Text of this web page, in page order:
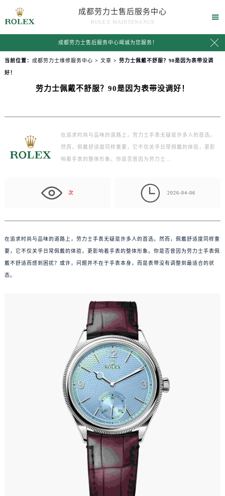
成都劳力士售后服务中心
ROLEX MAINTENANCE

成都劳力士售后服务中心竭诚为您服务！ 
当前位置： 成都劳力士维修服务中心 > 文章 > 劳力士佩戴不舒服？90是因为表带没调
好！
劳力士佩戴不舒服？90是因为表带没调好！
在追求时尚与品味的道路上，劳力士手表无疑是许多人的首选。
然而，佩戴舒适度同样重要，它不仅关乎日常佩戴的体验，更影
响着手表的整体形象。你是否曾因为劳力士…
次  2026-04-06
在追求时尚与品味的道路上，劳力士手表无疑是许多人的首选。然而，佩戴舒适度同样重
要，它不仅关乎日常佩戴的体验，更影响着手表的整体形象。你是否曾因为劳力士手表佩
戴不舒适而感到困扰？或许，问题并不在于手表本身，而是表带没有调整到最适合的状
态。